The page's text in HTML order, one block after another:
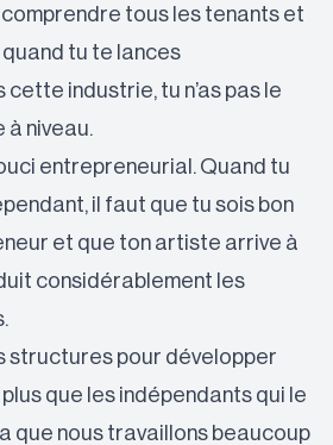
comprendre tous les tenants et
tu te lances
industrie, tu n’as pas le
à niveau.
entrepreneurial. Quand tu
il faut que tu sois bon
et que ton artiste arrive à
considérablement les
structures pour développer
plus que les indépendants qui le
que nous travaillons beaucoup